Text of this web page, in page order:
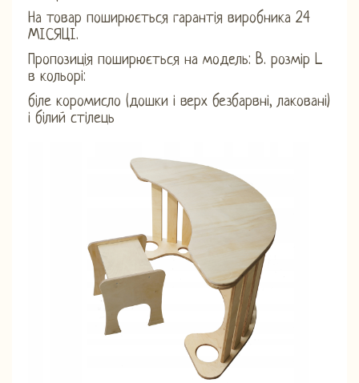
На товар поширюється гарантія виробника 24
МІСЯЦІ.
Пропозиція поширюється на модель: B. розмір L
в кольорі:
біле коромисло (дошки і верх безбарвні, лаковані)
і білий стілець